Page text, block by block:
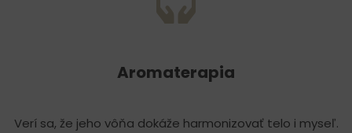
Aromaterapia
Verí sa, že jeho vôňa dokáže harmonizovať telo i myseľ.